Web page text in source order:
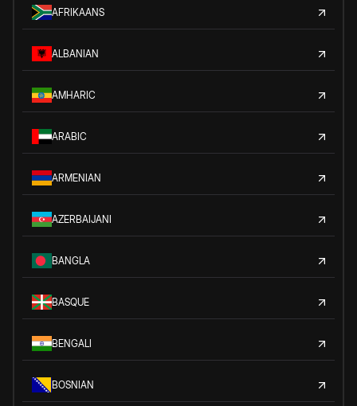
AFRIKAANS
ALBANIAN
AMHARIC
ARABIC
ARMENIAN
AZERBAIJANI
BANGLA
BASQUE
BENGALI
BOSNIAN